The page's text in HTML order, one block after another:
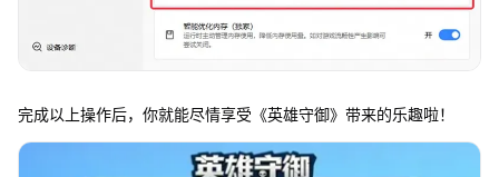
完成以上操作后，你就能尽情享受《英雄守御》带来的乐趣啦！